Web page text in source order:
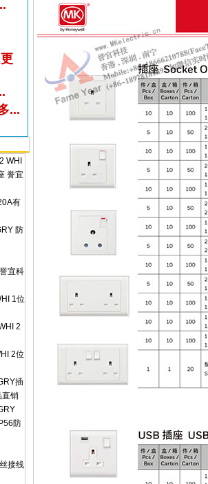
更
...
WHI
誉宜
有
防
宜科
1位
2
2位
插
直销
防
接线